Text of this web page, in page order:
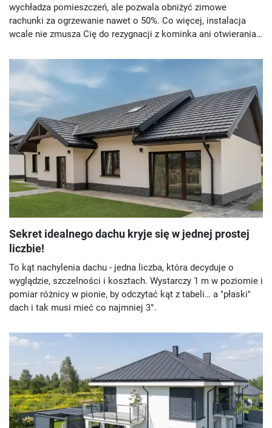
wychładza pomieszczeń, ale pozwala obniżyć zimowe
rachunki za ogrzewanie nawet o 50%. Co więcej, instalacja
wcale nie zmusza Cię do rezygnacji z kominka ani otwierania
Sekret idealnego dachu kryje się w jednej prostej
liczbie!
To kąt nachylenia dachu - jedna liczba, która decyduje o
wyglądzie, szczelności i kosztach. Wystarczy 1 m w poziomie i
pomiar różnicy w pionie, by odczytać kąt z tabeli… a "płaski"
dach i tak musi mieć co najmniej 3°.